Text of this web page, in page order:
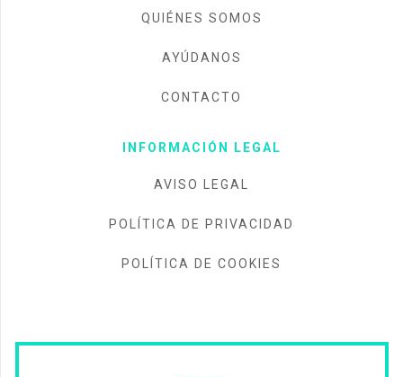
QUIÉNES SOMOS
AYÚDANOS
CONTACTO
INFORMACIÓN LEGAL
AVISO LEGAL
POLÍTICA DE PRIVACIDAD
POLÍTICA DE COOKIES